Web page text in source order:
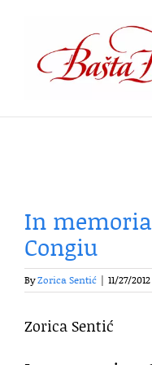
content
In
Congiu
ByZorica Sentić 11/27/2012
Zorica Sentić